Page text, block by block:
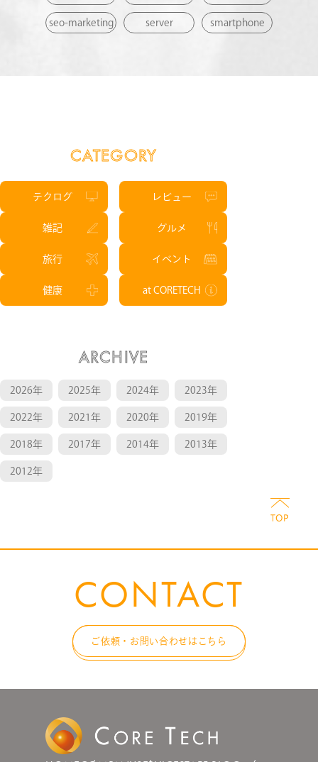
seo-marketing server smartphone
CATEGORY
テクログ レビュー
雑記 グルメ
旅行 イベント
健康 at CORETECH
ARCHIVE
2026年 2025年 2024年 2023年
2022年 2021年 2020年 2019年
2018年 2017年 2014年 2013年
2012年
CONTACT
ご依頼・お問い合わせはこちら